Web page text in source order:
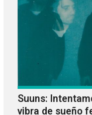
Suuns:
vibra de sueño